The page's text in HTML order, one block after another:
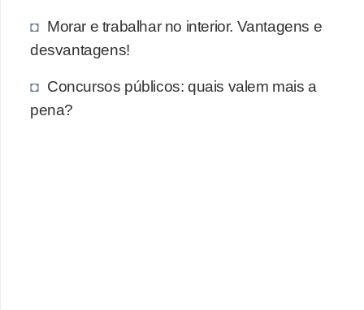
Morar e trabalhar no interior. Vantagens e
desvantagens!
Concursos públicos: quais valem mais a
pena?